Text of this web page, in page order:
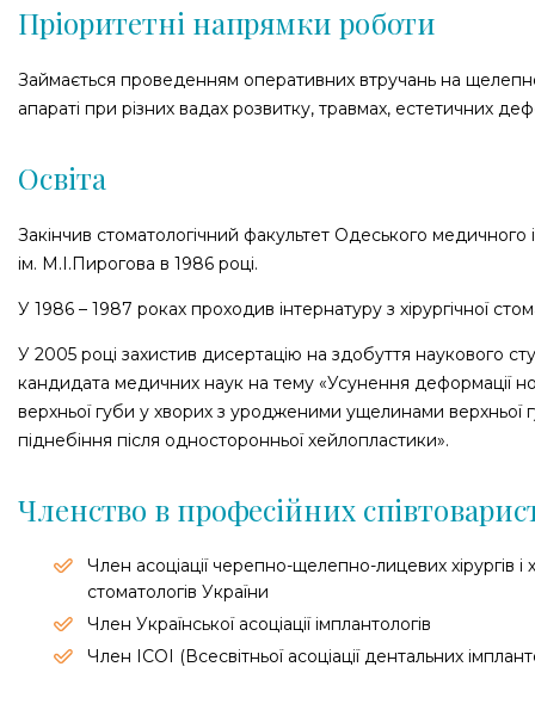
Пріоритетні напрямки роботи
Займається проведенням оперативних втручань на
апараті при різних вадах розвитку, травмах, естетичних
Освіта
Закінчив стоматологічний факультет Одеського медичного
ім. М.І.Пирогова в 1986 році.
У 1986 – 1987 роках проходив інтернатуру з хірургічної
У 2005 році захистив дисертацію на здобуття наукового
кандидата медичних наук на тему «Усунення деформації
верхньої губи у хворих з уродженими ущелинами верхньої
піднебіння після односторонньої хейлопластики».
Членство в професійних
Член асоціації черепно-щелепно-лицевих хірургів і
стоматологів України
Член Української асоціації імплантологів
Член ICOI (Всесвітньої асоціації дентальних